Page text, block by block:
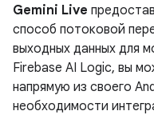
Gemini Live
способ потоковой
выходных данных для
Firebase AI Logic, вы
напрямую из своего
необходимости